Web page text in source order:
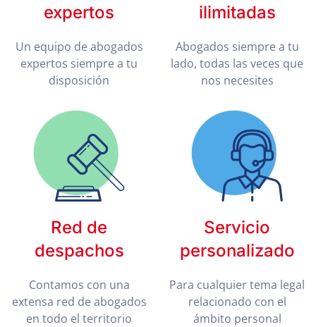
expertos
Un equipo de abogados
expertos siempre a tu
disposición
ilimitadas
Abogados siempre a tu
lado, todas las veces que
nos necesites
Red de
despachos
Contamos con una
extensa red de abogados
en todo el territorio
Servicio
personalizado
Para cualquier tema legal
relacionado con el
ámbito personal